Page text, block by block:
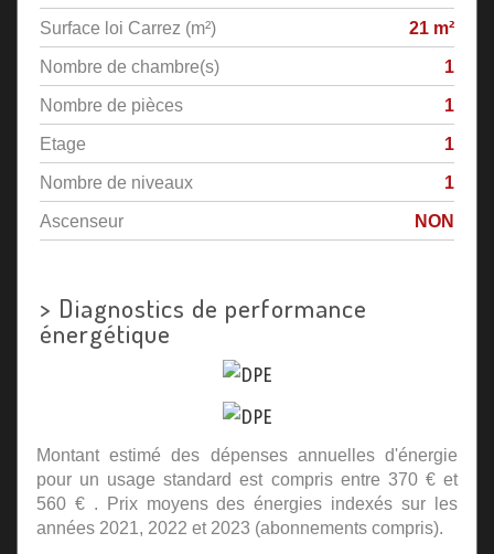
Surface loi Carrez (m²)
21 m²
Nombre de chambre(s)
1
Nombre de pièces
1
Etage
1
Nombre de niveaux
1
Ascenseur
NON
> Diagnostics de performance
énergétique
Montant estimé des dépenses annuelles d'énergie
pour un usage standard est compris entre 370 € et
560 € . Prix moyens des énergies indexés sur les
années 2021, 2022 et 2023 (abonnements compris).